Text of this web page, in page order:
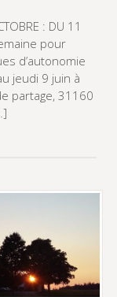
: DU 11
pour
d’autonomie
jeudi 9 juin à
partage, 31160